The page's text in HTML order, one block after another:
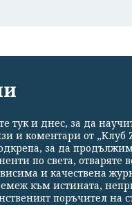
тук и днес, за да
и коментари от
за да
по света, отваряте
и качествена
към истината,
поръчител на